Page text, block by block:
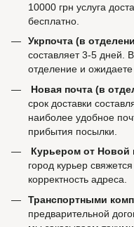
10000 грн услуга
бесплатно.
Укрпочта (в
составляет 3-5 дней.
отделение и
Новая почта (в
срок доставки
наиболее удобное
прибытия посылки.
Курьером от Новой
город курьер
корректность адреса.
Транспортными
предварительной